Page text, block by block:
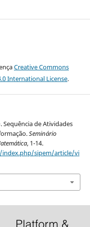
Creative Commons
International License.
Sequência de Atividades
Seminário
, 1-14.
sipem/article/vi